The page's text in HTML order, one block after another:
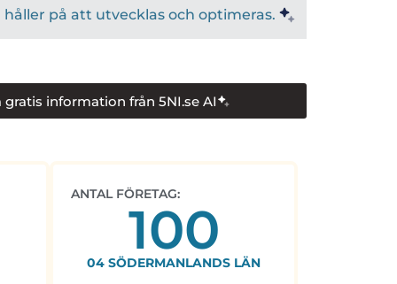
på att utvecklas och optimeras.
gratis information från 5NI.se AI
ANTAL FÖRETAG:
100
04 SÖDERMANLANDS LÄN